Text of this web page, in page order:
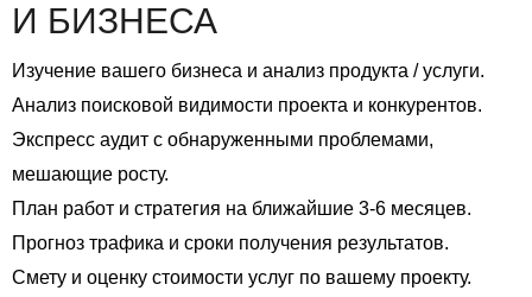
И БИЗНЕСА
Изучение вашего бизнеса и анализ продукта / услуги.
Анализ поисковой видимости проекта и конкурентов.
Экспресс аудит с обнаруженными проблемами,
мешающие росту.
План работ и стратегия на ближайшие 3-6 месяцев.
Прогноз трафика и сроки получения результатов.
Смету и оценку стоимости услуг по вашему проекту.